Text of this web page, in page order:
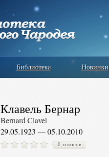
Библиотека Новинки
Клавель Бернар
Bernard Clavel
29.05.1923 — 05.10.2010
0 голосов